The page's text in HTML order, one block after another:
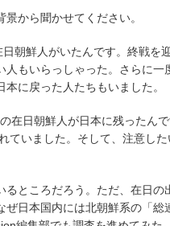
から聞かせてください。
朝鮮人がいたんです。終戦を
もいらっしゃった。さらに一
に戻った人たちもいました。
在日朝鮮人が日本に残ったん
ていました。そして、注意し
ところだろう。ただ、在日の
ぜ日本国内には北朝鮮系の「総